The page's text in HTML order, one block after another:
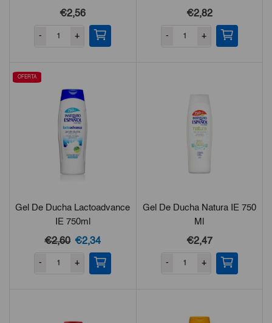
€2,56
- +
€2,82
- +
OFERTA
Gel De Ducha Lactoadvance
IE 750ml
€2,60 El
precio
original
€2,34El
precio
actual
- +
Gel De Ducha Natura IE 750
Ml
€2,47
- +